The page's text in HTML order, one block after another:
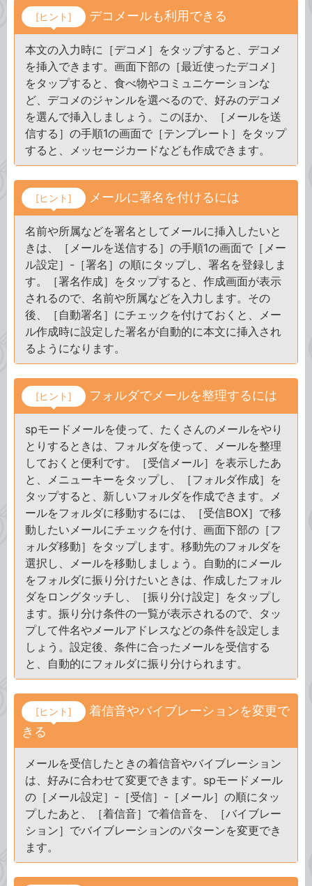
[ヒント] デコメールも利用できる
本文の入力時に［デコメ］をタップすると、デコメ
を挿入できます。画面下部の［最近使ったデコメ］
をタップすると、食べ物やコミュニケーションな
ど、デコメのジャンルを選べるので、好みのデコメ
を選んで挿入しましょう。このほか、［メールを送
信する］の手順1の画面で［テンプレート］をタップ
すると、メッセージカードなども作成できます。
[ヒント] メールに署名を付けるには
名前や所属などを署名としてメールに挿入したいと
きは、［メールを送信する］の手順1の画面で［メー
ル設定］-［署名］の順にタップし、署名を登録しま
す。［署名作成］をタップすると、作成画面が表示
されるので、名前や所属などを入力します。その
後、［自動署名］にチェックを付けておくと、メー
ル作成時に設定した署名が自動的に本文に挿入され
るようになります。
[ヒント] フォルダでメールを整理するには
spモードメールを使って、たくさんのメールをやり
とりするときは、フォルダを使って、メールを整理
しておくと便利です。［受信メール］を表示したあ
と、メニューキーをタップし、［フォルダ作成］を
タップすると、新しいフォルダを作成できます。メ
ールをフォルダに移動するには、［受信BOX］で移
動したいメールにチェックを付け、画面下部の［フ
ォルダ移動］をタップします。移動先のフォルダを
選択し、メールを移動しましょう。自動的にメール
をフォルダに振り分けたいときは、作成したフォル
ダをロングタッチし、［振り分け設定］をタップし
ます。振り分け条件の一覧が表示されるので、タッ
プして件名やメールアドレスなどの条件を設定しま
しょう。設定後、条件に合ったメールを受信する
と、自動的にフォルダに振り分けられます。
[ヒント]
着信音やバイブレーションを変更で
きる
メールを受信したときの着信音やバイブレーション
は、好みに合わせて変更できます。spモードメール
の［メール設定］-［受信］-［メール］の順にタッ
プしたあと、［着信音］で着信音を、［バイブレー
ション］でバイブレーションのパターンを変更でき
ます。